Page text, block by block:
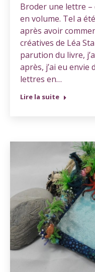
Broder une lettre
en volume. Tel a
après avoir
créatives de Léa
parution du livre,
après, j’ai eu envie
lettres en…
Lire la suite